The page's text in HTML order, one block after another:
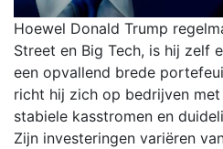
Hoewel Donald Trump
Street en Big Tech, is hij zelf
een opvallend brede
richt hij zich op bedrijven
stabiele kasstromen en
Zijn investeringen variëren